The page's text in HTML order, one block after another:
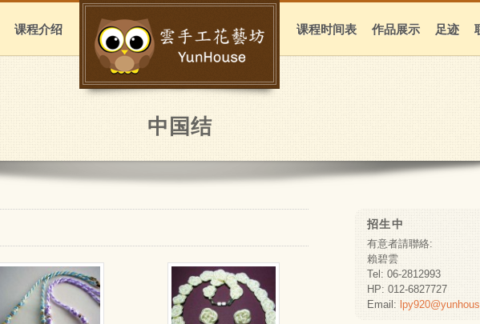
课程介绍 课程时间表 作品展示 足迹
中国结
招生中
有意者請聯絡:
賴碧雲
Tel: 06-2812993
HP: 012-6827727
Email: